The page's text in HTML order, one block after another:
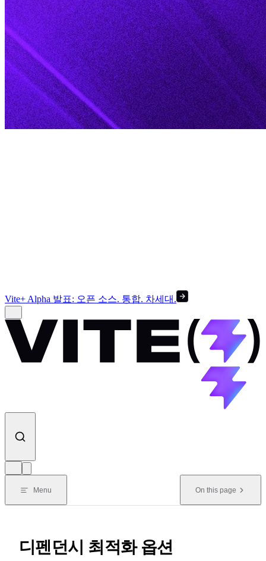
Vite+ Alpha 발표: 오픈 소스. 통합. 차세대.
Menu On this page
디펜던시 최적화 옵션